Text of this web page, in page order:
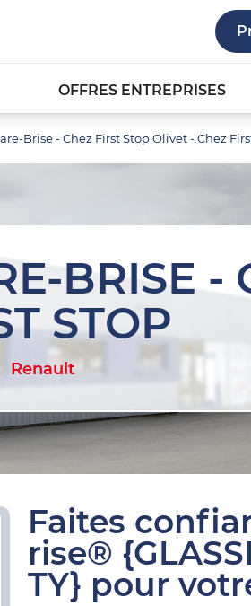
OFFRES ENTREPRISES
Brise - Chez First Stop Olivet - Chez
BRISE -
STOP
Renault
Faites
rise®
TY} pour